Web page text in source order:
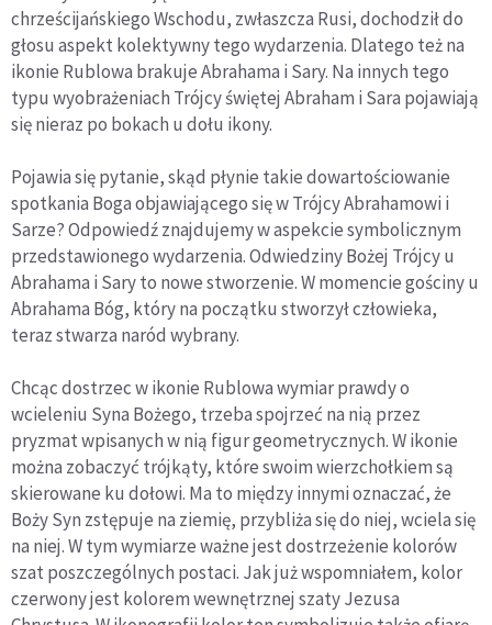
chrześcijańskiego Wschodu, zwłaszcza Rusi, dochodził do
głosu aspekt kolektywny tego wydarzenia. Dlatego też na
ikonie Rublowa brakuje Abrahama i Sary. Na innych tego
typu wyobrażeniach Trójcy świętej Abraham i Sara pojawiają
się nieraz po bokach u dołu ikony.
Pojawia się pytanie, skąd płynie takie dowartościowanie
spotkania Boga objawiającego się w Trójcy Abrahamowi i
Sarze? Odpowiedź znajdujemy w aspekcie symbolicznym
przedstawionego wydarzenia. Odwiedziny Bożej Trójcy u
Abrahama i Sary to nowe stworzenie. W momencie gościny u
Abrahama Bóg, który na początku stworzył człowieka,
teraz stwarza naród wybrany.
Chcąc dostrzec w ikonie Rublowa wymiar prawdy o
wcieleniu Syna Bożego, trzeba spojrzeć na nią przez
pryzmat wpisanych w nią figur geometrycznych. W ikonie
można zobaczyć trójkąty, które swoim wierzchołkiem są
skierowane ku dołowi. Ma to między innymi oznaczać, że
Boży Syn zstępuje na ziemię, przybliża się do niej, wciela się
na niej. W tym wymiarze ważne jest dostrzeżenie kolorów
szat poszczególnych postaci. Jak już wspomniałem, kolor
czerwony jest kolorem wewnętrznej szaty Jezusa